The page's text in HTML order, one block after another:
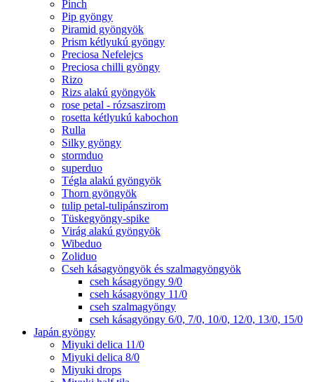
Pinch
Pip gyöngy
Piramid gyöngyök
Prism kétlyukú gyöngy
Preciosa Nefelejcs
Preciosa chilli gyöngy
Rizo
Rizs alakú gyöngyök
rose petal - rózsaszirom
rosetta kétlyukú kabochon
Rulla
Silky gyöngy
stormduo
superduo
Tégla alakú gyöngyök
Thorn gyöngyök
tulip petal-tulipánszirom
Tüskegyöngy-spike
Virág alakú gyöngyök
Wibeduo
Zoliduo
Cseh kásagyöngyök és szalmagyöngyök
cseh kásagyöngy 9/0
cseh kásagyöngy 11/0
cseh szalmagyöngy
cseh kásagyöngy 6/0, 7/0, 10/0, 12/0, 13/0, 15/0
Japán gyöngy
Miyuki delica 11/0
Miyuki delica 8/0
Miyuki drops